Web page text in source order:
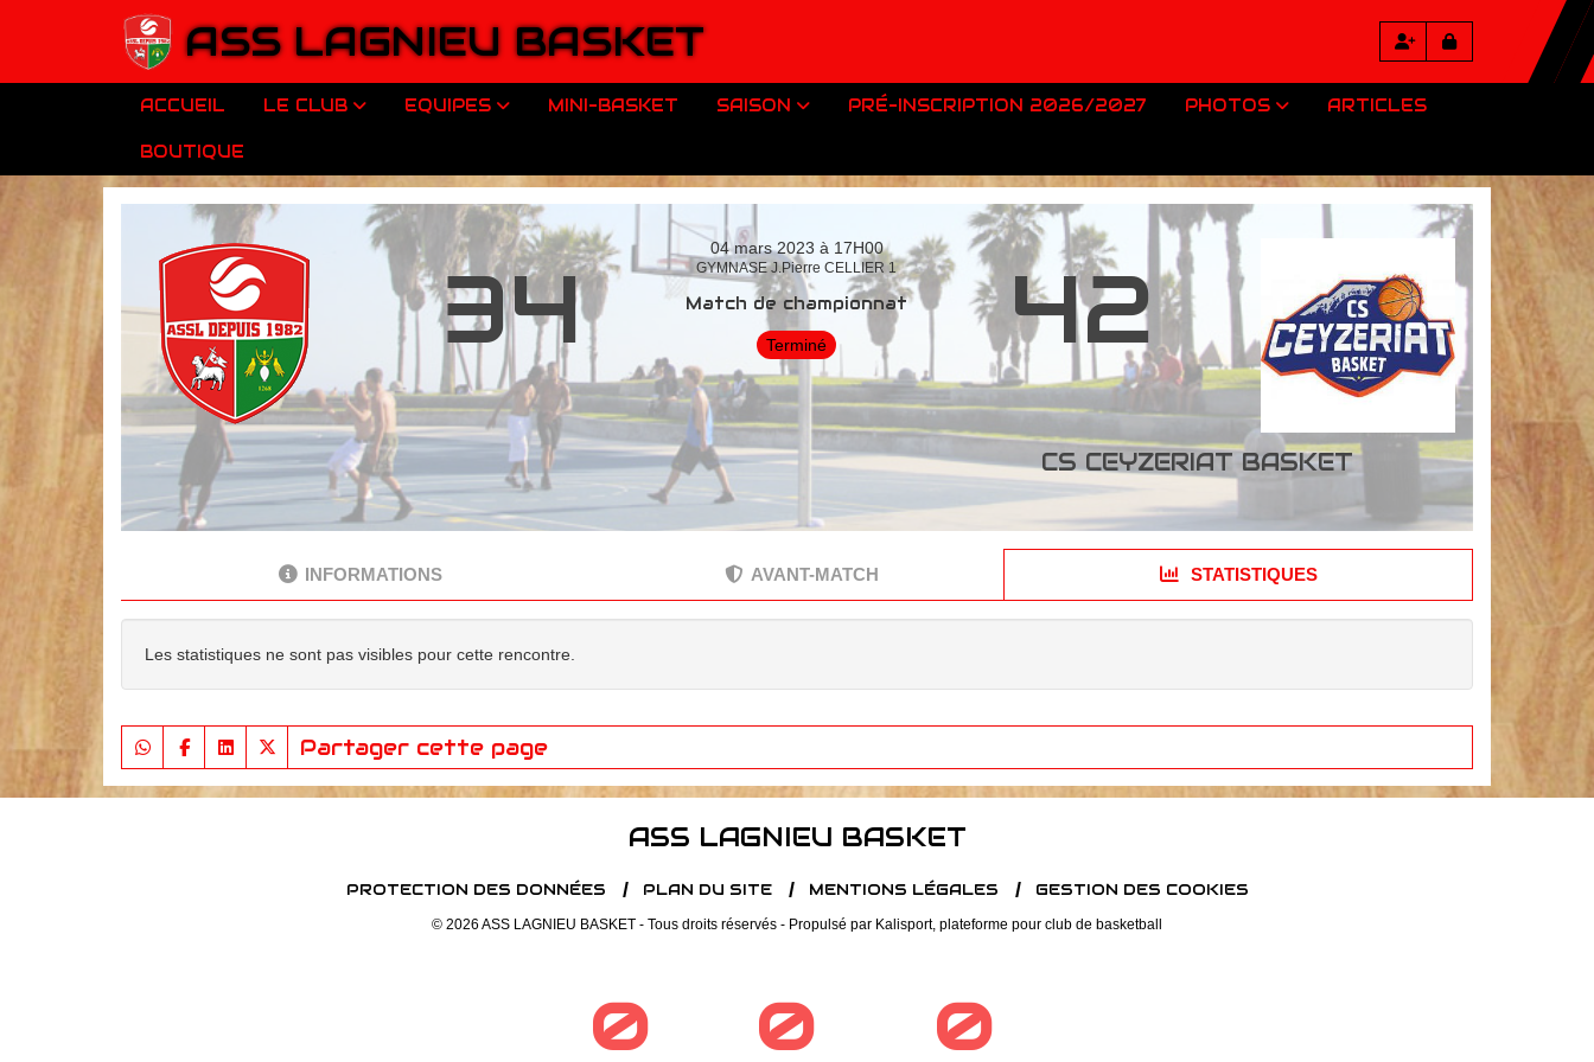
ASS LAGNIEU BASKET
ACCUEIL LE CLUB EQUIPES MINI-BASKET SAISON PRÉ-INSCRIPTION 2026/2027 PHOTOS ARTICLES
BOUTIQUE
04 mars 2023 à 17H00
GYMNASE J.Pierre CELLIER 1
Match de championnat
Terminé
34 42
CS CEYZERIAT BASKET
INFORMATIONS AVANT-MATCH STATISTIQUES
Les statistiques ne sont pas visibles pour cette rencontre.
Partager cette page
ASS LAGNIEU BASKET
PROTECTION DES DONNÉES PLAN DU SITE MENTIONS LÉGALES GESTION DES COOKIES
© 2026 ASS LAGNIEU BASKET - Tous droits réservés - Propulsé par Kalisport, plateforme pour club de basketball
0 0 0
Panneau de gestion des cookies